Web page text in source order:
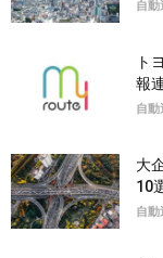
自
ト
報
自
大
10
自